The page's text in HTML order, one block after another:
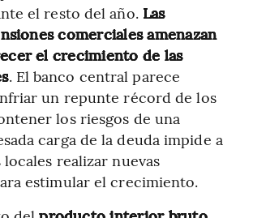
el resto del año. Las
comerciales amenazan
el crecimiento de las
. El banco central parece
un repunte récord de los
los riesgos de una
carga de la deuda impide a
realizar nuevas
estimular el crecimiento.